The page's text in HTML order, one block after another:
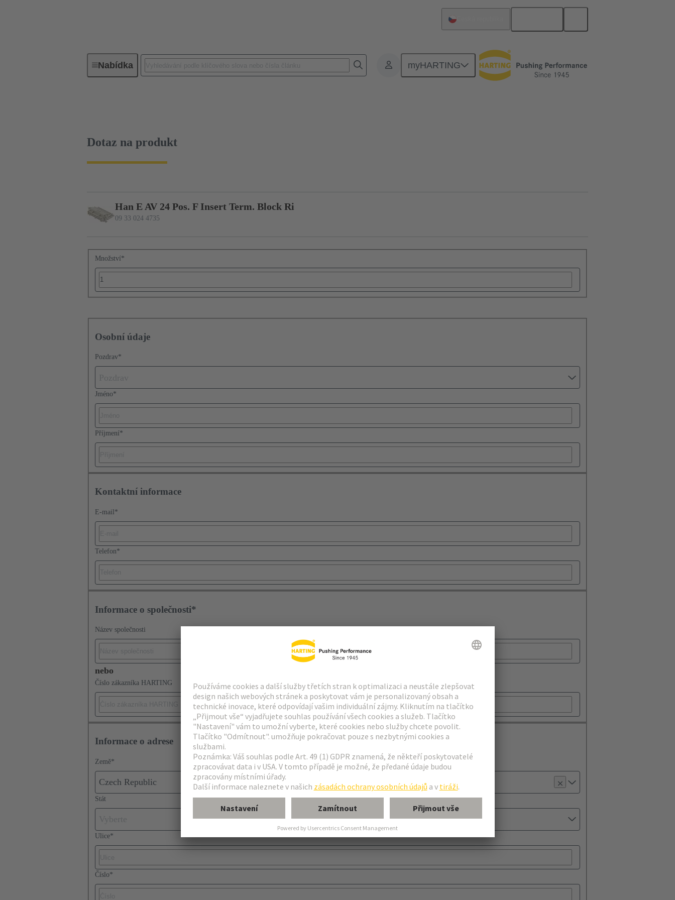
Nabídka myHARTING
Průmyslové konektory / Han® Monoblokové vložky Speciální aplikace Konektor se svorkovnicí
Dotaz na produkt
Han E AV 24 Pos. F Insert Term. Block Ri
09 33 024 4735
Množství*
Osobní údaje
Pozdrav*
Jméno*
Příjmení*
Kontaktní informace
E-mail *
Telefon*
Informace o společnosti*
Název společnosti
nebo
Číslo zákazníka HARTING
Informace o adrese
Země*
Czech Republic
Stát
Ulice*
Číslo*